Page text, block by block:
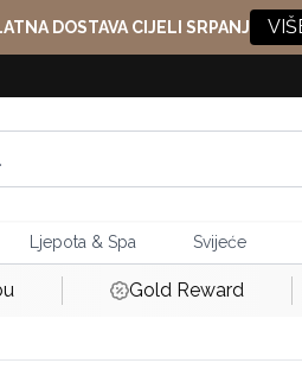
DOSTAVA CIJELI SRPANJ
Ljepota & Spa Svijeće
Gold Reward